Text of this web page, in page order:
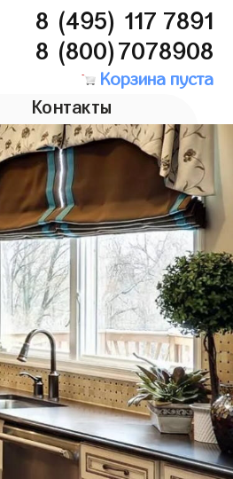
8 (495) 117 7891
8 (800)7078908
Корзина пуста
Контакты